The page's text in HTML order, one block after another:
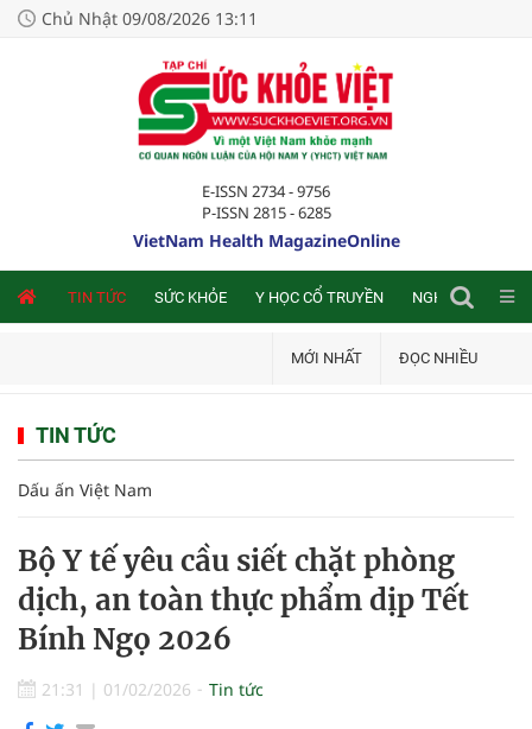
Chủ Nhật 09/08/2026 13:11
E-ISSN 2734 - 9756
P-ISSN 2815 - 6285
VietNam Health MagazineOnline
TIN TỨC SỨC KHỎE Y HỌC CỔ TRUYỀN NGHIÊN CỨU
MỚI NHẤT ĐỌC NHIỀU
TIN TỨC
Dấu ấn Việt Nam
Bộ Y tế yêu cầu siết chặt phòng
dịch, an toàn thực phẩm dịp Tết
Bính Ngọ 2026
21:31 | 01/02/2026 Tin tức